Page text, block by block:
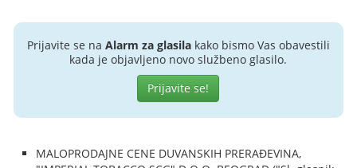
Prijavite se na Alarm za glasilakako bismo Vas obavestili
kada je objavljeno novo službeno glasilo.
Prijavite se!
MALOPRODAJNE CENE DUVANSKIH PRERAĐEVINA,